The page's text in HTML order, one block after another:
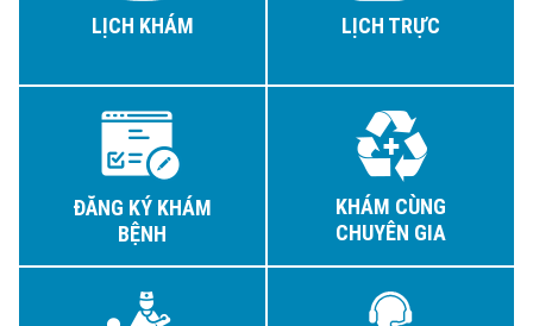
LỊCH KHÁM LỊCH TRỰC
ĐĂNG KÝ KHÁM
BỆNH
KHÁM CÙNG
CHUYÊN GIA